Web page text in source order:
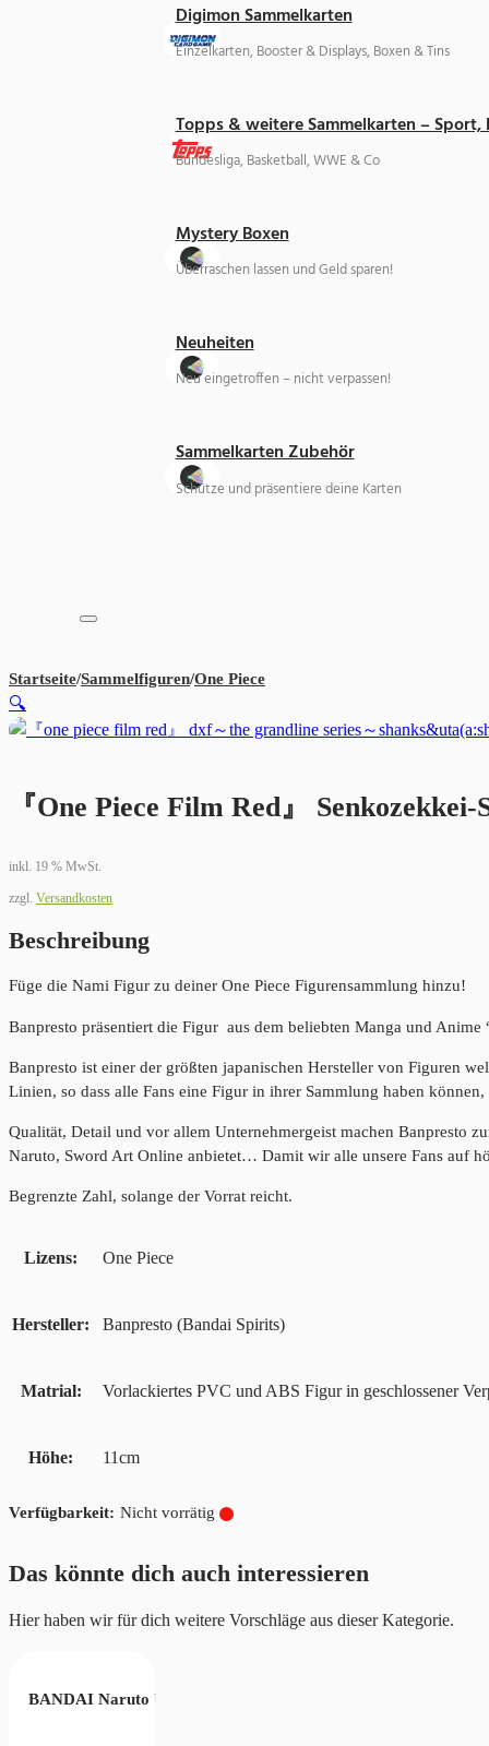
Digimon Sammelkarten
Einzelkarten, Booster & Displays, Boxen & Tins
Topps & weitere Sammelkarten –
Bundesliga, Basketball, WWE & Co
Mystery Boxen
Überraschen lassen und Geld sparen!
Neuheiten
Neu eingetroffen – nicht verpassen!
Sammelkarten Zubehör
Schütze und präsentiere deine Karten
Startseite/Sammelfiguren/One Piece
『One Piece Film Red』 Senkozekkei-
inkl. 19 % MwSt.
zzgl. Versandkosten
Beschreibung
Füge die Nami Figur zu deiner One Piece Figurensammlung hinzu!
Banpresto präsentiert die Figur aus dem beliebten Manga und
Banpresto ist einer der größten japanischen Hersteller von Figuren
Linien, so dass alle Fans eine Figur in ihrer Sammlung haben
Qualität, Detail und vor allem Unternehmergeist machen Banpresto
Naruto, Sword Art Online anbietet… Damit wir alle unsere Fans auf
Begrenzte Zahl, solange der Vorrat reicht.
Lizens One Piece
Hersteller Banpresto (Bandai Spirits)
Matrial Vorlackiertes PVC und ABS Figur in geschlossener
Höhe 11cm
Nicht vorrätig
🔍
Das könnte dich auch interessieren
Hier haben wir für dich weitere Vorschläge aus dieser Kategorie.
BANDAI Naruto Uzumaki